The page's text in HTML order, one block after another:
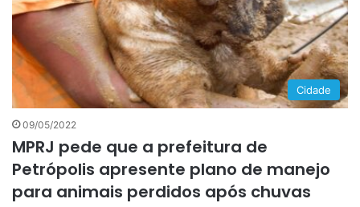
Cidade
09/05/2022
MPRJ pede que a prefeitura de
Petrópolis apresente plano de manejo
para animais perdidos após chuvas